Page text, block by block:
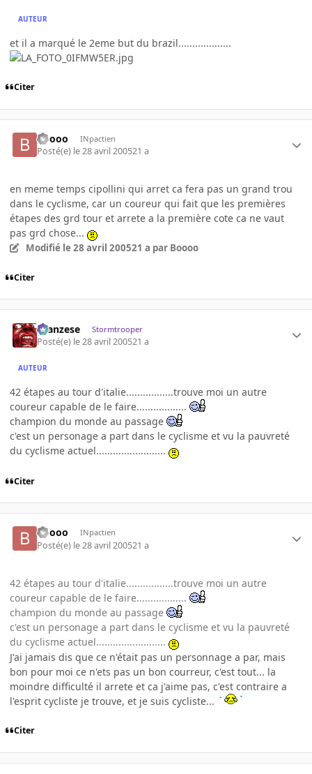
AUTEUR
et il a marqué le 2eme but du brazil...................
Citer
Boooo INpactien
Posté(e) le 28 avril 200521 a
en meme temps cipollini qui arret ca fera pas un grand trou
dans le cyclisme, car un coureur qui fait que les premières
étapes des grd tour et arrete a la première cote ca ne vaut
pas grd chose...
Modifié le 28 avril 200521 a par Boooo
Citer
ilcanzese Stormtrooper
Posté(e) le 28 avril 200521 a
AUTEUR
42 étapes au tour d'italie.................trouve moi un autre
coureur capable de le faire..................
champion du monde au passage
c'est un personage a part dans le cyclisme et vu la pauvreté
du cyclisme actuel.........................
Citer
Boooo INpactien
Posté(e) le 28 avril 200521 a
42 étapes au tour d'italie.................trouve moi un autre
coureur capable de le faire..................
champion du monde au passage
c'est un personage a part dans le cyclisme et vu la pauvreté
du cyclisme actuel.........................
J'ai jamais dis que ce n'était pas un personnage a par, mais
bon pour moi ce n'ets pas un bon courreur, c'est tout... la
moindre difficulté il arrete et ca j'aime pas, c'est contraire a
l'esprit cycliste je trouve, et je suis cycliste...
Citer